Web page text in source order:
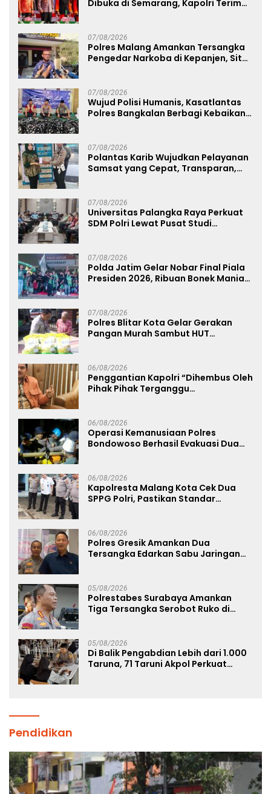
Dibuka di Semarang, Kapolri Terima
07/08/2026
Polres Malang Amankan Tersangka
Pengedar Narkoba di Kepanjen, Sita
07/08/2026
Wujud Polisi Humanis, Kasatlantas
Polres Bangkalan Berbagi Kebaikan
07/08/2026
Polantas Karib Wujudkan Pelayanan
Samsat yang Cepat, Transparan,
07/08/2026
Universitas Palangka Raya Perkuat
SDM Polri Lewat Pusat Studi
07/08/2026
Polda Jatim Gelar Nobar Final Piala
Presiden 2026, Ribuan Bonek Mania
07/08/2026
Polres Blitar Kota Gelar Gerakan
Pangan Murah Sambut HUT
06/08/2026
Penggantian Kapolri “Dihembus Oleh
Pihak Pihak Terganggu
06/08/2026
Operasi Kemanusiaan Polres
Bondowoso Berhasil Evakuasi Dua
06/08/2026
Kapolresta Malang Kota Cek Dua
SPPG Polri, Pastikan Standar
06/08/2026
Polres Gresik Amankan Dua
Tersangka Edarkan Sabu Jaringan
05/08/2026
Polrestabes Surabaya Amankan
Tiga Tersangka Serobot Ruko di
05/08/2026
Di Balik Pengabdian Lebih dari 1.000
Taruna, 71 Taruni Akpol Perkuat
Pendidikan